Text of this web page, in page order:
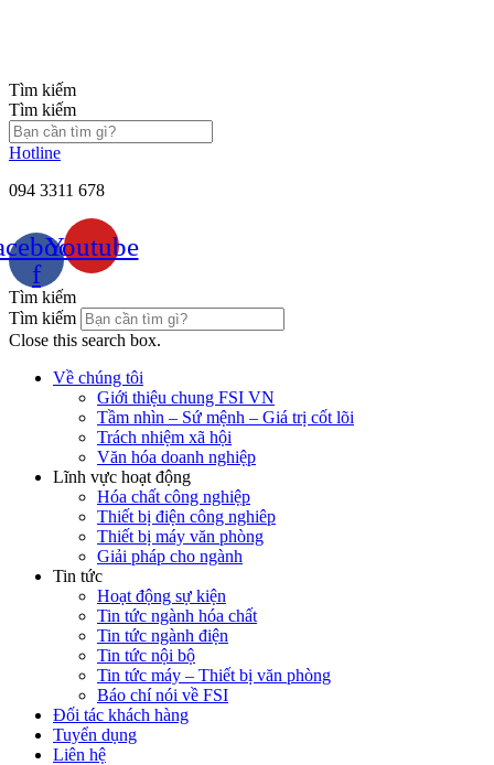
Tìm kiếm
Tìm kiếm
Hotline
094 3311 678
f
Youtube
Tìm kiếm
Tìm kiếm
Close this search box.
Về chúng tôi
Giới thiệu chung FSI VN
Tầm nhìn – Sứ mệnh – Giá trị cốt lõi
Trách nhiệm xã hội
Văn hóa doanh nghiệp
Lĩnh vực hoạt động
Hóa chất công nghiệp
Thiết bị điện công nghiêp
Thiết bị máy văn phòng
Giải pháp cho ngành
Tin tức
Hoạt động sự kiện
Tin tức ngành hóa chất
Tin tức ngành điện
Tin tức nội bộ
Tin tức máy – Thiết bị văn phòng
Báo chí nói về FSI
Đối tác khách hàng
Tuyển dụng
Liên hệ